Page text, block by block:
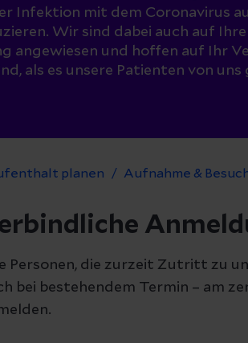
Infektion mit dem Coronavirus
Wir sind dabei auch auf Ihre
und hoffen auf Ihr
als es unsere Patienten von
planen Aufnahme &
Personen, die zurzeit Zutritt zu
bei bestehendem Termin – am